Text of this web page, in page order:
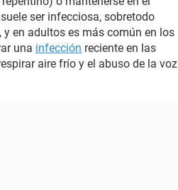
ser infecciosa, sobretodo
en adultos es más común en los
una infección reciente en las
aire frío y el abuso de la voz